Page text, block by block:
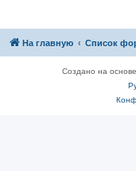
На главную Список
Создано на основе